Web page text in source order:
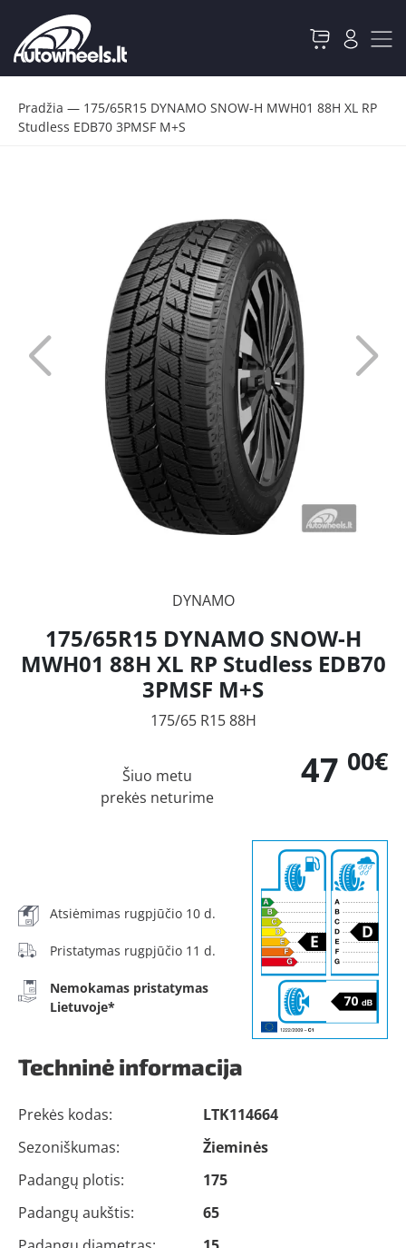
Pradžia — 175/65R15 DYNAMO SNOW-H MWH01 88H XL RP
Studless EDB70 3PMSF M+S
DYNAMO
175/65R15 DYNAMO SNOW-H
MWH01 88H XL RP Studless EDB70
3PMSF M+S
175/65 R15 88H
47 00€
Šiuo metu
prekės neturime
Atsiėmimas rugpjūčio 10 d.
Pristatymas rugpjūčio 11 d.
Nemokamas pristatymas
Lietuvoje*
Techninė informacija
Prekės kodas:
LTK114664
Sezoniškumas:
Žieminės
Padangų plotis:
175
Padangų aukštis:
65